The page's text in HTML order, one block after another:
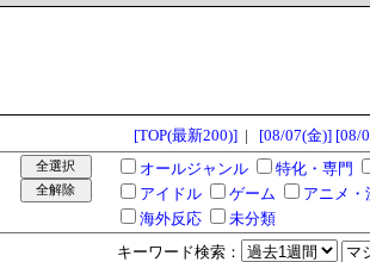
[TOP(最新200)]| [08/07(金)] [08/
オールジャンル
特化・専門
アイドル
ゲーム アニメ・
海外反応
未分類
キーワード検索：